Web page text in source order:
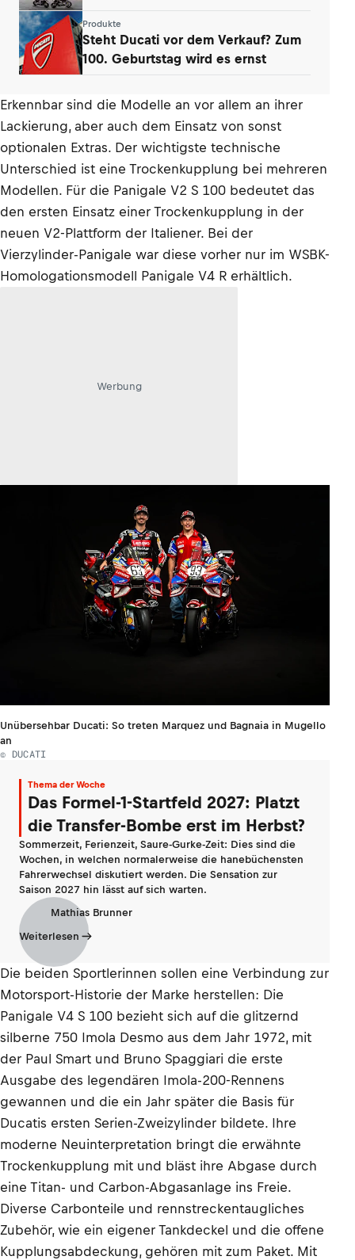
Produkte
Steht Ducati vor dem Verkauf? Zum
100. Geburtstag wird es ernst
Erkennbar sind die Modelle an vor allem an ihrer
Lackierung, aber auch dem Einsatz von sonst
optionalen Extras. Der wichtigste technische
Unterschied ist eine Trockenkupplung bei mehreren
Modellen. Für die Panigale V2 S 100 bedeutet das
den ersten Einsatz einer Trockenkupplung in der
neuen V2-Plattform der Italiener. Bei der
Vierzylinder-Panigale war diese vorher nur im WSBK-
Homologationsmodell Panigale V4 R erhältlich.
Werbung
Unübersehbar Ducati: So treten Marquez und Bagnaia in Mugello
an
© DUCATI
Thema der Woche
Das Formel-1-Startfeld 2027: Platzt
die Transfer-Bombe erst im Herbst?
Sommerzeit, Ferienzeit, Saure-Gurke-Zeit: Dies sind die
Wochen, in welchen normalerweise die hanebüchensten
Fahrerwechsel diskutiert werden. Die Sensation zur
Saison 2027 hin lässt auf sich warten.
Mathias Brunner
Weiterlesen
Die beiden Sportlerinnen sollen eine Verbindung zur
Motorsport-Historie der Marke herstellen: Die
Panigale V4 S 100 bezieht sich auf die glitzernd
silberne 750 Imola Desmo aus dem Jahr 1972, mit
der Paul Smart und Bruno Spaggiari die erste
Ausgabe des legendären Imola-200-Rennens
gewannen und die ein Jahr später die Basis für
Ducatis ersten Serien-Zweizylinder bildete. Ihre
moderne Neuinterpretation bringt die erwähnte
Trockenkupplung mit und bläst ihre Abgase durch
eine Titan- und Carbon-Abgasanlage ins Freie.
Diverse Carbonteile und rennstreckentaugliches
Zubehör, wie ein eigener Tankdeckel und die offene
Kupplungsabdeckung, gehören mit zum Paket. Mit